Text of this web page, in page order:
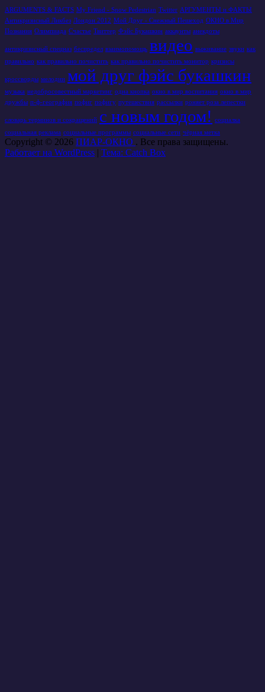
ARGUMENTS & FACTS My Friend - Snow Pedestrian Twitter АРГУМЕНТЫ и ФАКТЫ
Антикризисный Ликбез Лондон 2012 Мой Друг - Снежный Пешеход ОКНО в Мир
Познания Олимпиада Счастье Твиттер Фэйс Букашкин аккаунты анекдоты
антикризисный спецназ беспредел взаимопомощь видео выживание звуки как
правильно как правильно почистить как правильно почистить монитор кризисы
кроссворды мелодии мой друг фэйс букашкин
музыка недобросовестный маркетинг одна кнопка окно в мир воспитания окно в мир
дружбы п-ф-география пофиг пофигу путешествия рассылки роняет роза лепестки
словарь терминов и сокращений с новым годом!
социалка
социальная реклама социальные программы социальные сети чёрная метка
Copyright © 2026 ПИАР-ОКНО . Все права защищены.
Работает на WordPress | Тема: Catch Box